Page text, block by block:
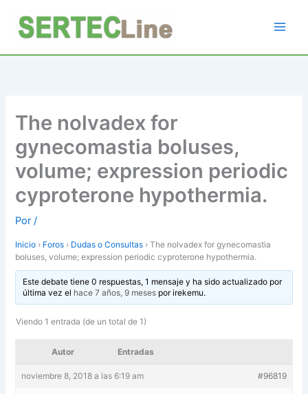
contenido
The nolvadex for
gynecomastia boluses,
volume; expression periodic
cyproterone hypothermia.
Por/
Inicio › Foros › Dudas o Consultas › The nolvadex for gynecomastia
boluses, volume; expression periodic cyproterone hypothermia.
Este debate tiene 0 respuestas, 1 mensaje y ha sido actualizado por
última vez el hace 7 años, 9 mesesporirekemu.
Viendo 1 entrada (de un total de 1)
Autor Entradas
noviembre 8, 2018 a las 6:19 am #96819